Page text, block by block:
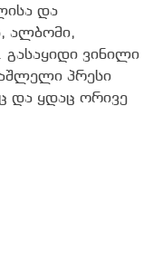
და
ალბომი,
ვინილი
პრესი
და ყდაც ორივე